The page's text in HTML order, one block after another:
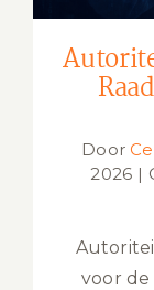
Door
2026 |
voor